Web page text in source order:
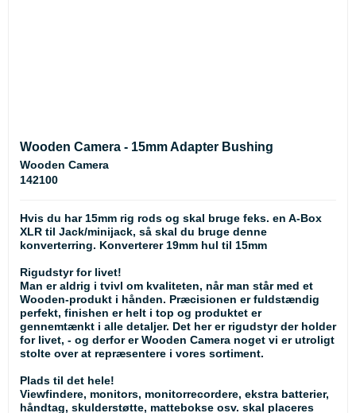
Wooden Camera - 15mm Adapter Bushing
Wooden Camera
142100
Hvis du har 15mm rig rods og skal bruge feks. en A-Box
XLR til Jack/minijack, så skal du bruge denne
konverterring. Konverterer 19mm hul til 15mm
Rigudstyr for livet!
Man er aldrig i tvivl om kvaliteten, når man står med et
Wooden-produkt i hånden. Præcisionen er fuldstændig
perfekt, finishen er helt i top og produktet er
gennemtænkt i alle detaljer. Det her er rigudstyr der holder
for livet, - og derfor er Wooden Camera noget vi er utroligt
stolte over at repræsentere i vores sortiment.
Plads til det hele!
Viewfindere, monitors, monitorrecordere, ekstra batterier,
håndtag, skulderstøtte, mattebokse osv. skal placeres